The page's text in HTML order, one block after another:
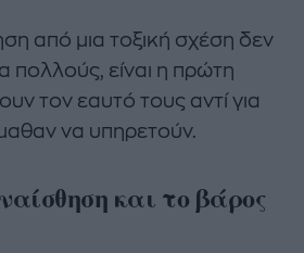
από μια τοξική σχέση δεν
πολλούς, είναι η πρώτη
τον εαυτό τους αντί για
να υπηρετούν.
και το βάρος